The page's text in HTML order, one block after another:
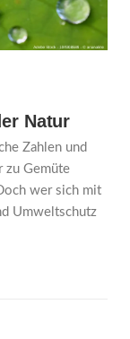
Natur
Zahlen und
zu Gemüte
wer sich mit
Umweltschutz